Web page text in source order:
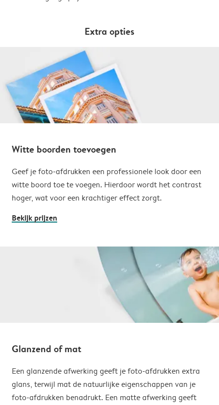
Extra opties
Witte boorden toevoegen
Geef je foto-afdrukken een professionele look door een
witte boord toe te voegen. Hierdoor wordt het contrast
hoger, wat voor een krachtiger effect zorgt.
Bekijk prijzen
Glanzend of mat
Een glanzende afwerking geeft je foto-afdrukken extra
glans, terwijl mat de natuurlijke eigenschappen van je
foto-afdrukken benadrukt. Een matte afwerking geeft